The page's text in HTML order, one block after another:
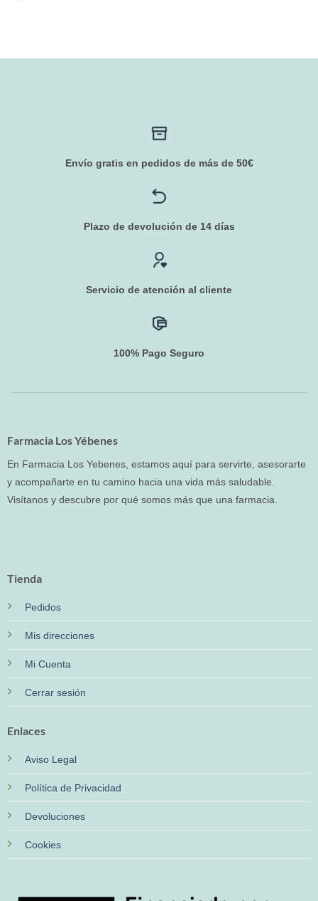
Envío gratis en pedidos de más de 50€
Plazo de devolución de 14 días
Servicio de atención al cliente
100% Pago Seguro
Farmacia Los Yébenes
En Farmacia Los Yebenes, estamos aquí para servirte, asesorarte
y acompañarte en tu camino hacia una vida más saludable.
Visítanos y descubre por qué somos más que una farmacia.
Tienda
Pedidos
Mis direcciones
Mi Cuenta
Cerrar sesión
Enlaces
Aviso Legal
Política de Privacidad
Devoluciones
Cookies